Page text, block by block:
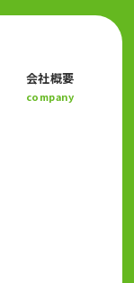
会社概要
company